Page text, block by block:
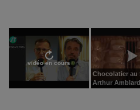
vidéo en cours
Chocolatier au
Arthur